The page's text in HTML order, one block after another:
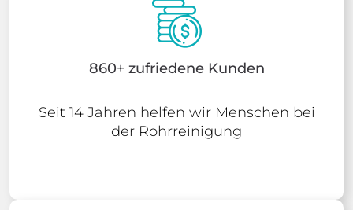
860+ zufriedene Kunden
Seit 14 Jahren helfen wir Menschen bei
der Rohrreinigung